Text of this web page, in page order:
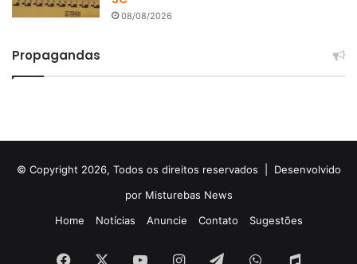
08/08/2026
Propagandas
© Copyright 2026, Todos os direitos reservados | Desenvolvido
por Misturebas News
Home
Notícias Anuncie Contato Sugestões
Facebook YouTubeInstagramTelegramWhatsApp
Rádio